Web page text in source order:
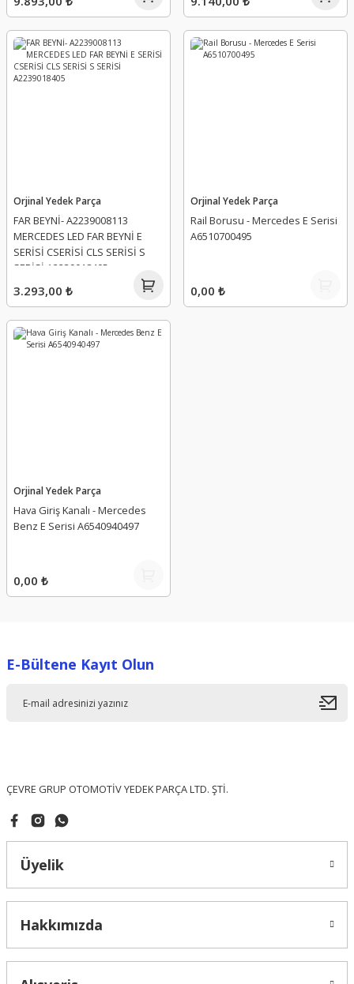
Orjinal Yedek Parça
FAR BEYNİ- A2239008113
MERCEDES LED FAR BEYNİ E
SERİSİ CSERİSİ CLS SERİSİ S
SERİSİ A2239018405
3.293,00 ₺
Orjinal Yedek Parça
Rail Borusu - Mercedes E Serisi
A6510700495
0,00 ₺
Orjinal Yedek Parça
Hava Giriş Kanalı - Mercedes
Benz E Serisi A6540940497
0,00 ₺
E-Bültene Kayıt Olun
ÇEVRE GRUP OTOMOTİV YEDEK PARÇA LTD. ŞTİ.
Üyelik
Hakkımızda